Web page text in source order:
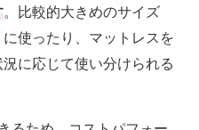
。比較的大きめのサイズ
使ったり、マットレスを
に応じて使い分けられる